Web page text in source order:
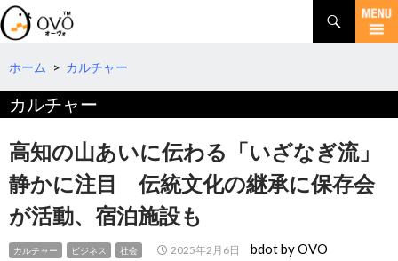
検
索
コ
テ
ツ
へ
移
動
ホーム > カルチャー
カルチャー
高知の山あいに伝わる「いざなぎ流」
静かに注目 伝統文化の継承に保存会
が活動、宿泊施設も
カルチャー ビジネス 社会 2025年2月6日 bdot by OVO